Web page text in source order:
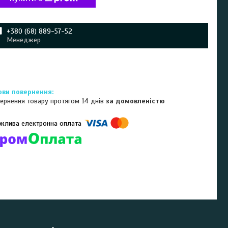
+380 (68) 889-57-52
Менеджер
товару протягом 14 днівза домовленістю